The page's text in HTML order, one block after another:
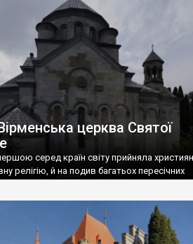
«повстяками» (postaki)…” “Вино. Крим
відмінне вино і його вдосталь: воно все
і дуже […]
церква Святої
серед країн світу прийняла
релігію, й на подив багатьох пересічних